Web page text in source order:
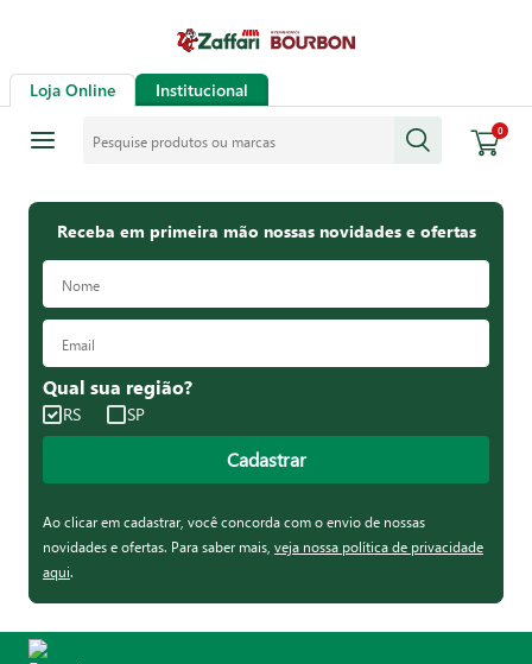
Loja Online Institucional
0
Receba em primeira mão nossas novidades e ofertas
Qual sua região?
RS SP
Cadastrar
Ao clicar em cadastrar, você concorda com o envio de nossas
novidades e ofertas. Para saber mais, veja nossa política de privacidade
aqui.